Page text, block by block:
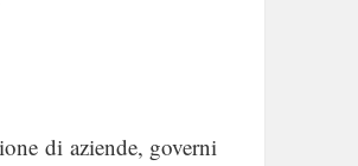
di aziende, governi